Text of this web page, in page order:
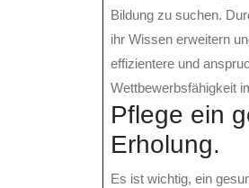
Bildung zu suchen.
ihr Wissen erweitern
effizientere und
Wettbewerbsfähigkeit
Pflege ein
Erholung.
Es ist wichtig, ein